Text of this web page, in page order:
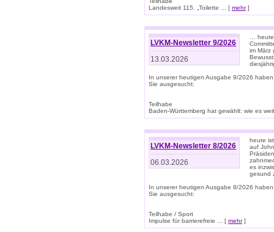
Landesweit 115. „Toilette ... [ mehr]
LVKM-Newsletter 9/2026
13.03.2026
…
im März
In unserer heutigen Ausgabe 9/2026
Sie ausgesucht:
Teilhabe
Baden-Württemberg hat gewählt: wie es
LVKM-Newsletter 8/2026
06.03.2026
heute
auf
es
gesund
In unserer heutigen Ausgabe 8/2026
Sie ausgesucht:
Teilhabe / Sport
Impulse für barrierefreie ... [ mehr]